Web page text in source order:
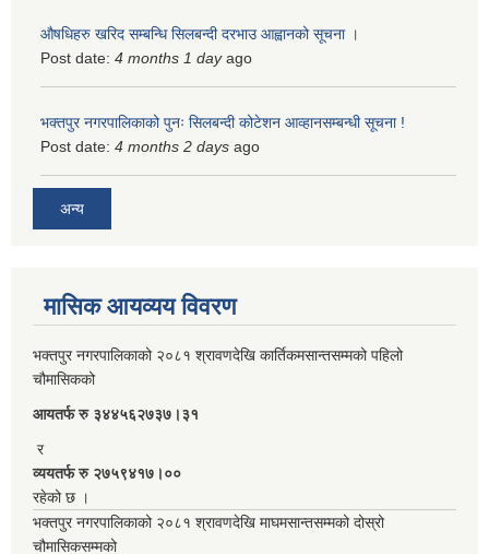
औषधिहरु खरिद सम्बन्धि सिलबन्दी दरभाउ आह्वानको सूचना ।
Post date: 4 months 1 dayago
भक्तपुर नगरपालिकाको पुनः सिलबन्दी कोटेशन आव्हानसम्बन्धी सूचना !
Post date: 4 months 2 days ago
अन्य
मासिक आयव्यय विवरण
भक्तपुर नगरपालिकाको २०८१ श्रावणदेखि कार्तिकमसान्तसम्मको पहिलो
चौमासिकको
आयतर्फ रु‌ ३४४५६२७३७।३१
र
व्ययतर्फ रु २७५९४१७।००
रहेको छ ।
भक्तपुर नगरपालिकाको २०८१ श्रावणदेखि माघमसान्तसम्मको दोस्रो
चौमासिकसम्मको